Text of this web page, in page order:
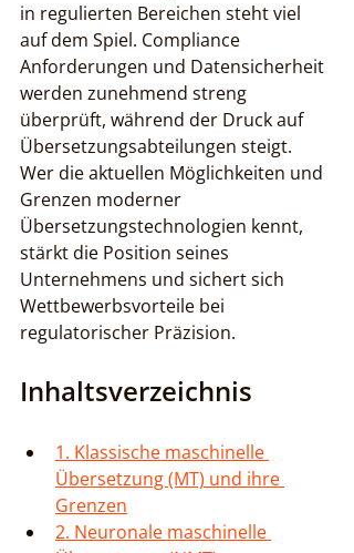
in regulierten Bereichen steht viel
auf dem Spiel. Compliance
Anforderungen und Datensicherheit
werden zunehmend streng
überprüft, während der Druck auf
Übersetzungsabteilungen steigt.
Wer die aktuellen Möglichkeiten und
Grenzen moderner
Übersetzungstechnologien kennt,
stärkt die Position seines
Unternehmens und sichert sich
Wettbewerbsvorteile bei
regulatorischer Präzision.
Inhaltsverzeichnis
1. Klassische maschinelle
Übersetzung (MT) und ihre
Grenzen
2. Neuronale maschinelle